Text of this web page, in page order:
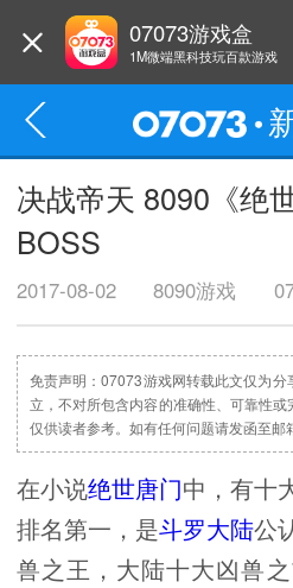
07073游戏盒
1M微端黑科技玩百款游戏
决战帝天 8090《绝
BOSS
2017-08-02 8090游戏
免责声明：07073游戏网转载此文仅为
立，不对所包含内容的准确性、可靠性或
仅供读者参考。如有任何问题请发函至邮
在小说绝世唐门中，有十
排名第一，是斗罗大陆公
兽之王，大陆十大凶兽